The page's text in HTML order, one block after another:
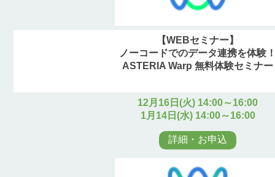
【WEBセミナー】
ノーコードでのデータ連携を体験
ASTERIA Warp 無料体験セミナー
12月16日(火) 14:00～16:00
1月14日(水) 14:00～16:00
詳細・お申込